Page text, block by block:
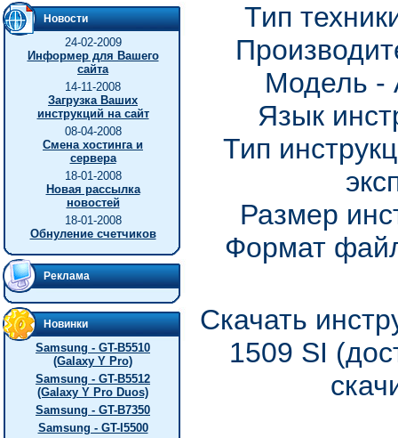
Новости
24-02-2009
Информер для Вашего
сайта
14-11-2008
Загрузка Ваших
инструкций на сайт
08-04-2008
Смена хостинга и
сервера
18-01-2008
Новая рассылка
новостей
18-01-2008
Обнуление счетчиков
Реклама
Новинки
Samsung - GT-B5510
(Galaxy Y Pro)
Samsung - GT-B5512
(Galaxy Y Pro Duos)
Samsung - GT-B7350
Samsung - GT-I5500
Тип
Модель -
Язык
Тип
Размер
Формат
Скачать
1509 SI